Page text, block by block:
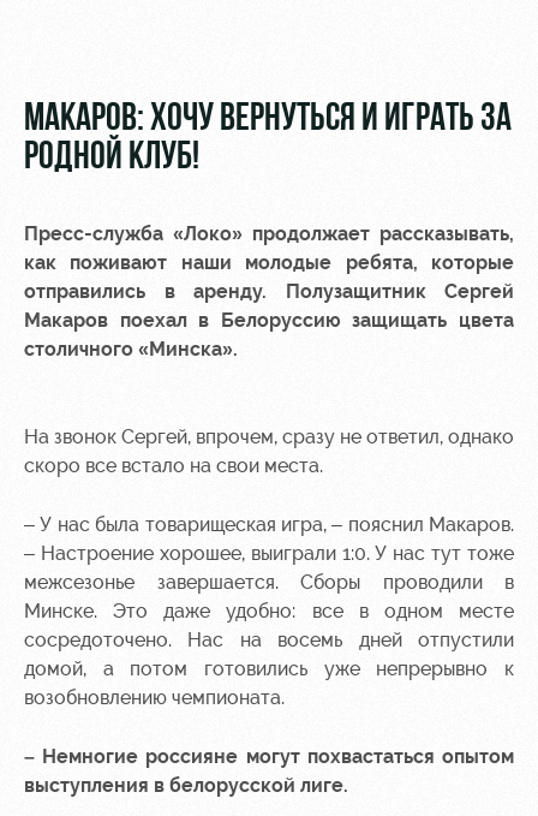
МГН
РЖД
Арена
Организация
Аренда
полей
площадей
Ледовый
дворец
Занятия
спортом
Локо
Старт
Локо-Лето
Как
поступить
Руководство
Контакты
Академии
Информация
для
болельщиков
«Локомотив»
Заставки
Парковка
Карта
болельщика
Программа
лояльности
для
болельщиков
МГН
МАКАРОВ: ХОЧУ ВЕРНУТЬСЯ И ИГРАТЬ ЗА
РОДНОЙ КЛУБ!
Пресс-служба «Локо» продолжает рассказывать,
как поживают наши молодые ребята, которые
отправились в аренду. Полузащитник Сергей
Макаров поехал в Белоруссию защищать цвета
столичного «Минска».
На звонок Сергей, впрочем, сразу не ответил, однако
скоро все встало на свои места.
– У нас была товарищеская игра, – пояснил Макаров.
– Настроение хорошее, выиграли 1:0. У нас тут тоже
межсезонье завершается. Сборы проводили в
Минске. Это даже удобно: все в одном месте
сосредоточено. Нас на восемь дней отпустили
домой, а потом готовились уже непрерывно к
возобновлению чемпионата.
– Немногие россияне могут похвастаться опытом
выступления в белорусской лиге.